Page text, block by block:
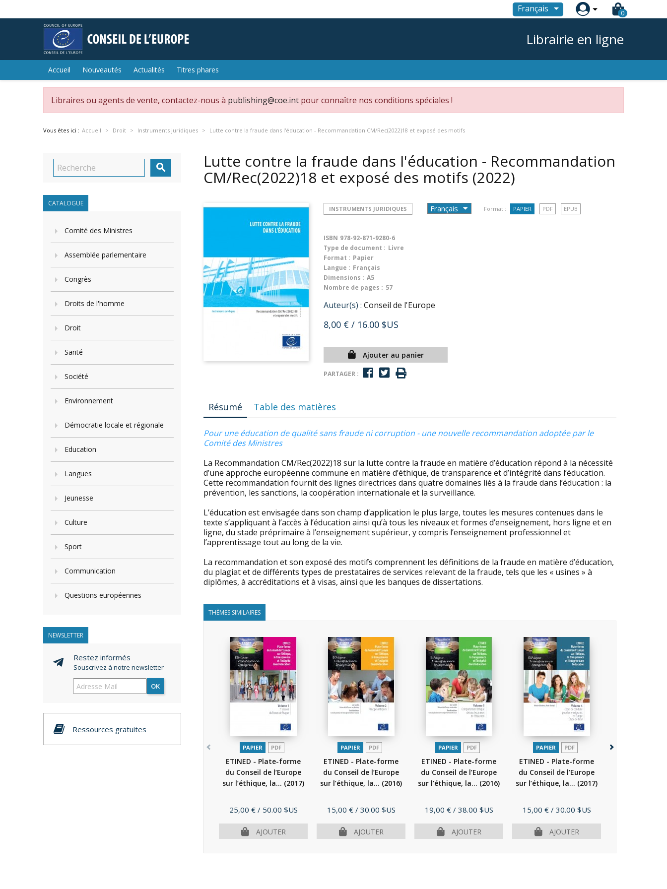
Français  0
Librairie en ligne
Accueil Nouveautés Actualités Titres phares
Libraires ou agents de vente, contactez-nous à publishing@coe.int pour connaître nos conditions spéciales !
Vous êtes ici : Accueil Droit Instruments juridiques Lutte contre la fraude dans l'éducation - Recommandation CM/Rec(2022)18 et exposé des motifs

CATALOGUE
Comité des Ministres
Assemblée parlementaire
Congrès
Droits de l'homme
Droit
Santé
Société
Environnement
Démocratie locale et régionale
Education
Langues
Jeunesse
Culture
Sport
Communication
Questions européennes
NEWSLETTER
Restez informés
Souscrivez à notre newsletter
OK
Ressources gratuites
Lutte contre la fraude dans l'éducation - Recommandation
CM/Rec(2022)18 et exposé des motifs (2022)
INSTRUMENTS JURIDIQUES Format : PAPIER PDF EPUB
ISBN 978-92-871-9280-6
Type de document : Livre
Format : Papier
Langue : Français
Dimensions : A5
Nombre de pages : 57
Auteur(s) : Conseil de l'Europe
8,00 € / 16.00 $US
Ajouter au panier
PARTAGER :
Résumé Table des matières
Pour une éducation de qualité sans fraude ni corruption - une nouvelle recommandation adoptée par le
Comité des Ministres
La Recommandation CM/Rec(2022)18 sur la lutte contre la fraude en matière d’éducation répond à la nécessité
d’une approche européenne commune en matière d’éthique, de transparence et d’intégrité dans l’éducation.
Cette recommandation fournit des lignes directrices dans quatre domaines liés à la fraude dans l’éducation : la
prévention, les sanctions, la coopération internationale et la surveillance.
L’éducation est envisagée dans son champ d’application le plus large, toutes les mesures contenues dans le
texte s’appliquant à l’accès à l’éducation ainsi qu’à tous les niveaux et formes d’enseignement, hors ligne et en
ligne, du stade préprimaire à l’enseignement supérieur, y compris l’enseignement professionnel et
l’apprentissage tout au long de la vie.
La recommandation et son exposé des motifs comprennent les définitions de la fraude en matière d’éducation,
du plagiat et de différents types de prestataires de services relevant de la fraude, tels que les « usines » à
diplômes, à accréditations et à visas, ainsi que les banques de dissertations.
THÈMES SIMILAIRES
PAPIER PDF
ETINED - Plate-forme
du Conseil de l’Europe
sur l’éthique, la... (2017)
Prix
25,00 € / 50.00 $US
AJOUTER
PAPIER PDF
ETINED - Plate-forme
du Conseil de l’Europe
sur l’éthique, la... (2016)
Prix
15,00 € / 30.00 $US
AJOUTER
PAPIER PDF
ETINED - Plate-forme
du Conseil de l’Europe
sur l’éthique, la... (2016)
Prix
19,00 € / 38.00 $US
AJOUTER
PAPIER PDF
ETINED - Plate-forme
du Conseil de l’Europe
sur l’éthique, la... (2017)
Prix
15,00 € / 30.00 $US
AJOUTER